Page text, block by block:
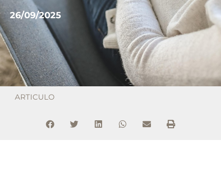
26/09/2025
ARTICULO